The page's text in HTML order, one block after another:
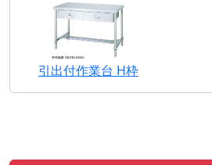
引出付作業台 H枠